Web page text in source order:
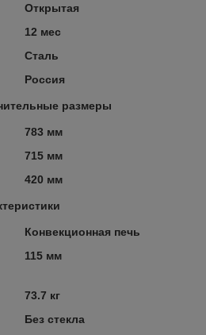
Открытая
12 мес
Сталь
Россия
размеры
783 мм
715 мм
420 мм
Конвекционная печь
115 мм
73.7 кг
Без стекла